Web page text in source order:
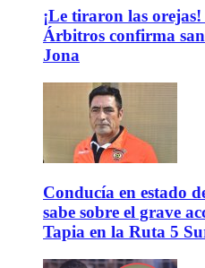
¡Le tiraron las
Árbitros confirma
Jona
Conducía en estado
sabe sobre el grave
Tapia en la Ruta 5